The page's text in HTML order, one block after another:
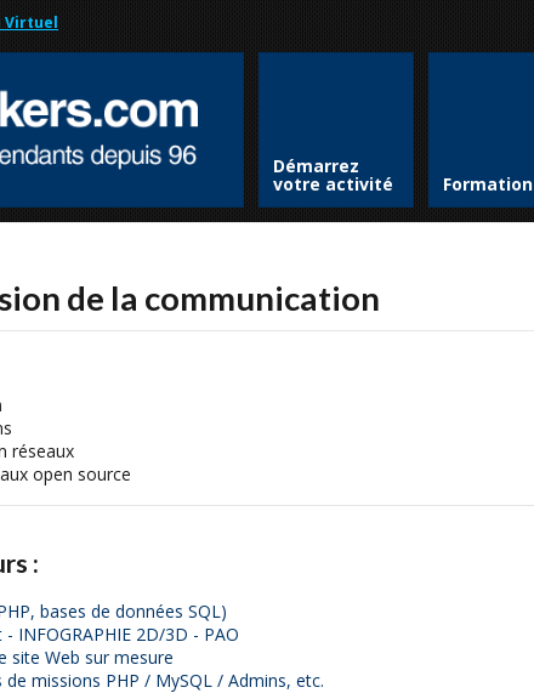
Virtuel
Démarrez
votre activité Formation
de la communication
réseaux
open source
:
bases de données SQL)
INFOGRAPHIE 2D/3D - PAO
site Web sur mesure
missions PHP / MySQL / Admins, etc.